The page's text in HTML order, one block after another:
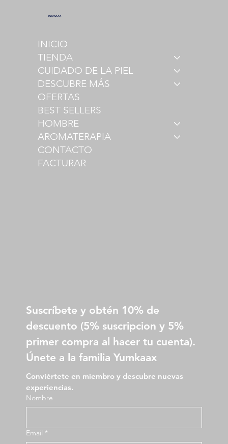
YUMKAAX
INICIO
TIENDA
CUIDADO DE LA PIEL
DESCUBRE MÁS
OFERTAS
BEST SELLERS
HOMBRE
AROMATERAPIA
CONTACTO
FACTURAR
Suscríbete y obtén 10% de
descuento (5% suscripcion y 5%
primer compra al hacer tu cuenta).
Únete a la familia Yumkaax
Conviértete en miembro y descubre nuevas
experiencias.
Nombre
Email *